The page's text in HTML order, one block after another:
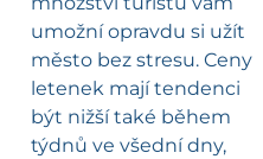
umožní opravdu si užít
město bez stresu. Ceny
letenek mají tendenci
být nižší také během
týdnů ve všední dny,